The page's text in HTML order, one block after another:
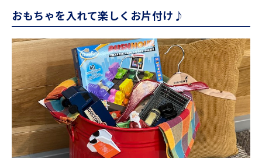
おもちゃを入れて楽しくお片付け♪